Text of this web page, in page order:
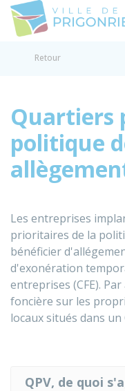
Retour
Quartiers
politique
Les entreprises
prioritaires de la
bénéficier
d'exonération
entreprises (CFE).
foncière sur les
locaux situés dans un
QPV, de quoi